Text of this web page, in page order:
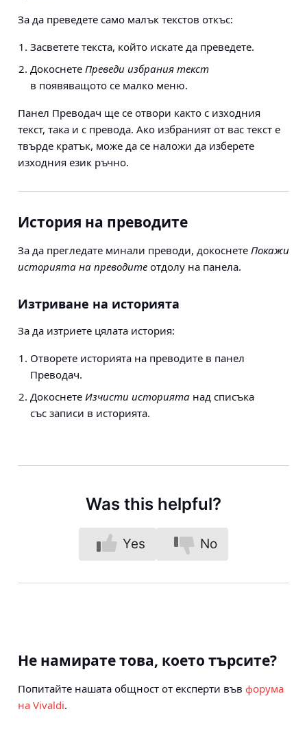
За да преведете само малък текстов откъс:
Засветете текста, който искате да преведете.
Докоснете Преведи избрания текст
в появяващото се малко меню.
Панел Преводач ще се отвори както с изходния
текст, така и с превода. Ако избраният от вас текст е
твърде кратък, може да се наложи да изберете
изходния език ръчно.
История на преводите
За да прегледате минали преводи, докоснете Покажи
историята на преводите отдолу на панела.
Изтриване на историята
За да изтриете цялата история:
Отворете историята на преводите в панел
Преводач.
Докоснете Изчисти историята над списъка
със записи в историята.
Was this helpful?
Yes No
Не намирате това, което търсите?
Попитайте нашата общност от експерти във форума
на Vivaldi.